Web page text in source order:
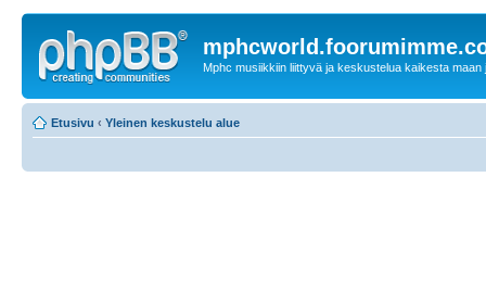
Mphc musiikkiin liittyvä ja keskustelua kaikesta maan
Etusivu ‹ Yleinen keskustelu alue